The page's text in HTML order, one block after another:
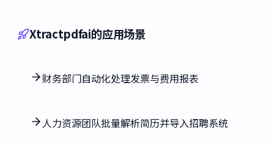
Xtractpdfai的应用场景
财务部门自动化处理发票与费用报表
人力资源团队批量解析简历并导入招聘系统